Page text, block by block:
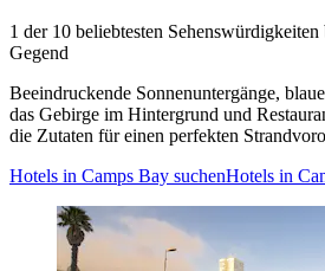
1 der 10 beliebtesten
Gegend
Beeindruckende Sonnenuntergänge,
das Gebirge im Hintergrund und
die Zutaten für einen perfekten
Hotels in Camps Bay suchenHotels in